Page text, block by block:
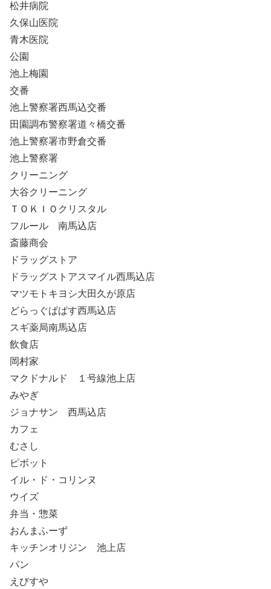
松井病院
久保山医院
青木医院
公園
池上梅園
交番
池上警察署西馬込交番
田園調布警察署道々橋交番
池上警察署市野倉交番
池上警察署
クリーニング
大谷クリーニング
ＴＯＫＩＯクリスタル
フルール 南馬込店
斎藤商会
ドラッグストア
ドラッグストアスマイル西馬込店
マツモトキヨシ大田久が原店
どらっぐぱぱす西馬込店
スギ薬局南馬込店
飲食店
岡村家
マクドナルド １号線池上店
みやぎ
ジョナサン 西馬込店
カフェ
むさし
ピボット
イル・ド・コリンヌ
ウイズ
弁当・惣菜
おんまふーず
キッチンオリジン 池上店
パン
えびすや